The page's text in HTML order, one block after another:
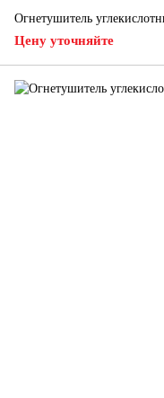
Огнетушитель
Цену уточняйте